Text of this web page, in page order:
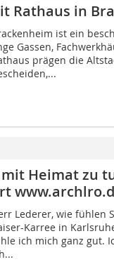
Rathaus in
ist ein
Gassen,
prägen die
Heimat zu
Lederer, wie fühlen
Karree in
ich mich ganz gut.